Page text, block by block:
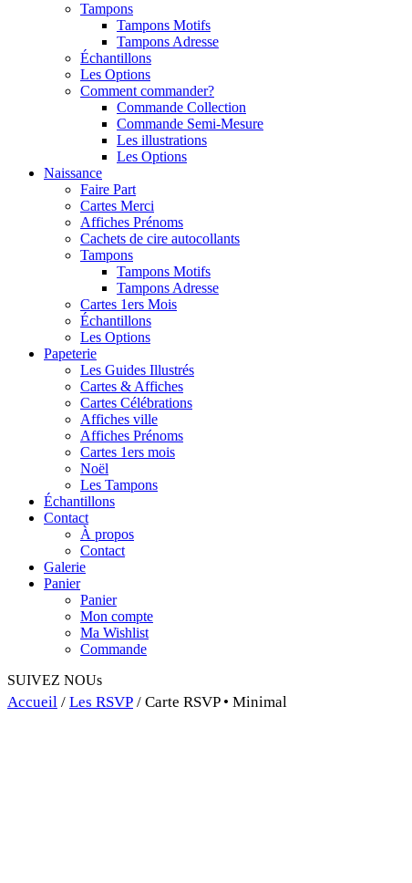
Tampons
Tampons Motifs
Tampons Adresse
Échantillons
Les Options
Comment commander?
Commande Collection
Commande Semi-Mesure
Les illustrations
Les Options
Naissance
Faire Part
Cartes Merci
Affiches Prénoms
Cachets de cire autocollants
Tampons
Tampons Motifs
Tampons Adresse
Cartes 1ers Mois
Échantillons
Les Options
Papeterie
Les Guides Illustrés
Cartes & Affiches
Cartes Célébrations
Affiches ville
Affiches Prénoms
Cartes 1ers mois
Noël
Les Tampons
Échantillons
Contact
À propos
Contact
Galerie
Panier
Panier
Mon compte
Ma Wishlist
Commande
SUIVEZ NOUs
Accueil / Les RSVP / Carte RSVP • Minimal